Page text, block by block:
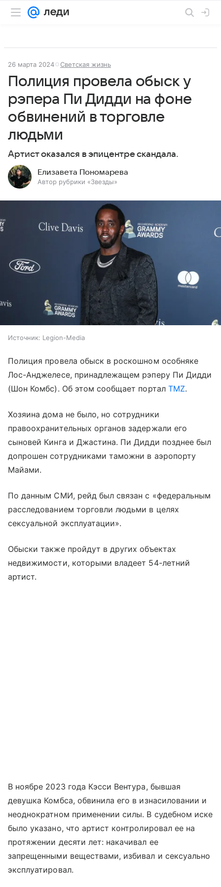
26 марта 2024 Светская жизнь
Полиция провела обыск у
рэпера Пи Дидди на фоне
обвинений в торговле
людьми
Артист оказался в эпицентре скандала.
Елизавета Пономарева
Автор рубрики «Звезды»
Источник: Legion-Media
Полиция провела обыск в роскошном особняке
Лос-Анджелесе, принадлежащем рэперу Пи Дидди
(Шон Комбс). Об этом сообщает портал TMZ.
Хозяина дома не было, но сотрудники
правоохранительных органов задержали его
сыновей Кинга и Джастина. Пи Дидди позднее был
допрошен сотрудниками таможни в аэропорту
Майами.
По данным СМИ, рейд был связан с «федеральным
расследованием торговли людьми в целях
сексуальной эксплуатации».
Обыски также пройдут в других объектах
недвижимости, которыми владеет 54-летний
артист.
В ноябре 2023 года Кэсси Вентура, бывшая
девушка Комбса, обвинила его в изнасиловании и
неоднократном применении силы. В судебном иске
было указано, что артист контролировал ее на
протяжении десяти лет: накачивал ее
запрещенными веществами, избивал и сексуально
эксплуатировал.